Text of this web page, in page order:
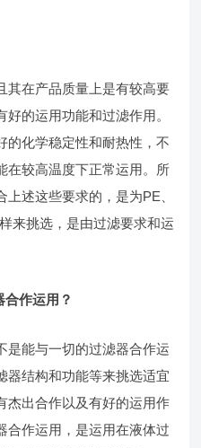
其在产品质量上是有较高要
的运用功能和过滤作用。
的化学稳定性和耐热性，不
在较高温度下正常运用。所
述这些要求的，是为PE、
来挑选，是由过滤要求和运
作运用？
是能与一切的过滤器合作运
器结构和功能等来挑选适宜
杰出合作以及有好的运用作
合作运用，是运用在液体过